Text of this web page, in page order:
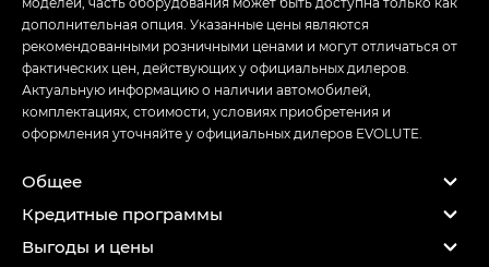
дополнительная опция. Указанные цены являются
рекомендованными розничными ценами и могут отличаться от
фактических цен, действующих у официальных дилеров.
Актуальную информацию о наличии автомобилей,
комплектациях, стоимости, условиях приобретения и
оформления уточняйте у официальных дилеров EVOLUTE.
Общее
Кредитные программы
Выгоды и цены